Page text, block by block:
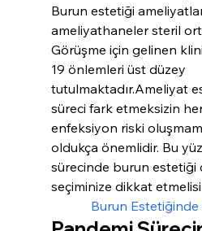
Burun estetiği
ameliyathaneler steril
Görüşme için gelinen
19 önlemleri üst düzey
tutulmaktadır.Ameliyat
süreci fark etmeksizin
enfeksiyon riski
oldukça önemlidir. Bu
sürecinde burun estetiği
seçiminize dikkat
Burun Estetiğinde